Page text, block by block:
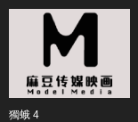
獨蛾 4